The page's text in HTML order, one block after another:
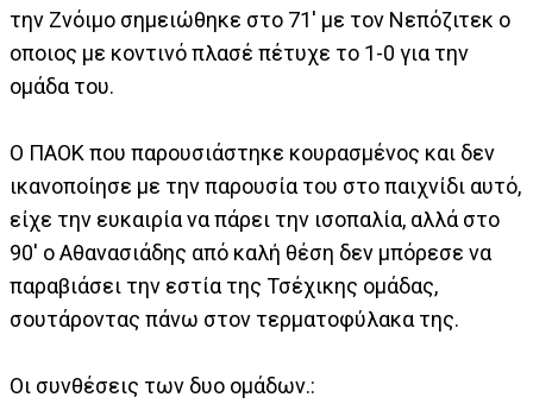
την Ζνόιμο σημειώθηκε στο 71' με τον Νεπόζιτεκ ο
οποιος με κοντινό πλασέ πέτυχε το 1-0 για την
ομάδα του.
Ο ΠΑΟΚ που παρουσιάστηκε κουρασμένος και δεν
ικανοποίησε με την παρουσία του στο παιχνίδι αυτό,
είχε την ευκαιρία να πάρει την ισοπαλία, αλλά στο
90' ο Αθανασιάδης από καλή θέση δεν μπόρεσε να
παραβιάσει την εστία της Τσέχικης ομάδας,
σουτάροντας πάνω στον τερματοφύλακα της.
Οι συνθέσεις των δυο ομάδων.: